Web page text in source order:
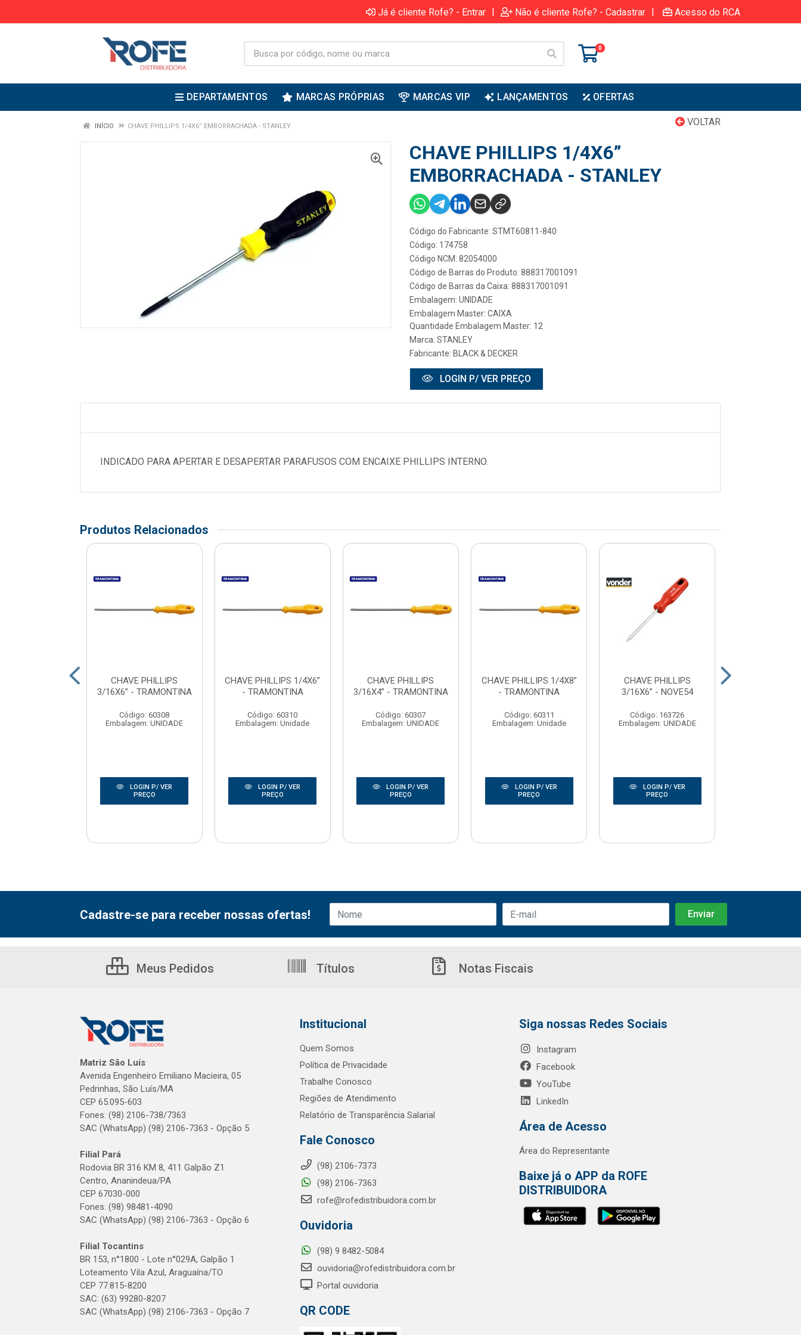
Já é cliente Rofe? - Entrar | Não é cliente Rofe? - Cadastrar | Acesso do RCA
0
DEPARTAMENTOS MARCAS PRÓPRIAS MARCAS VIP LANÇAMENTOS OFERTAS
VOLTAR
INÍCIO CHAVE PHILLIPS 1/4X6” EMBORRACHADA - STANLEY
CHAVE PHILLIPS 1/4X6”
EMBORRACHADA - STANLEY
Código do Fabricante: STMT60811-840
Código: 174758
Código NCM: 82054000
Código de Barras do Produto: 888317001091
Código de Barras da Caixa: 888317001091
Embalagem: UNIDADE
Embalagem Master: CAIXA
Quantidade Embalagem Master: 12
Marca: STANLEY
Fabricante: BLACK & DECKER
LOGIN P/ VER PREÇO
INDICADO PARA APERTAR E DESAPERTAR PARAFUSOS COM ENCAIXE PHILLIPS INTERNO.
Produtos Relacionados
CHAVE PHILLIPS
3/16X6” - TRAMONTINA
Código: 60308
Embalagem: UNIDADE
LOGIN P/ VER
PREÇO
CHAVE PHILLIPS 1/4X6”
- TRAMONTINA
Código: 60310
Embalagem: Unidade
LOGIN P/ VER
PREÇO
CHAVE PHILLIPS
3/16X4” - TRAMONTINA
Código: 60307
Embalagem: UNIDADE
LOGIN P/ VER
PREÇO
CHAVE PHILLIPS 1/4X8”
- TRAMONTINA
Código: 60311
Embalagem: Unidade
LOGIN P/ VER
PREÇO
CHAVE PHILLIPS
3/16X6” - NOVE54
Código: 163726
Embalagem: UNIDADE
LOGIN P/ VER
PREÇO
Cadastre-se para receber nossas ofertas!
Meus Pedidos Títulos Notas Fiscais
Matriz São Luís
Avenida Engenheiro Emiliano Macieira, 05
Pedrinhas, São Luís/MA
CEP 65.095-603
Fones: (98) 2106-738/7363
SAC (WhatsApp) (98) 2106-7363 - Opção 5
Filial Pará
Rodovia BR 316 KM 8, 411 Galpão Z1
Centro, Ananindeua/PA
CEP 67030-000
Fones: (98) 98481-4090
SAC (WhatsApp) (98) 2106-7363 - Opção 6
Filial Tocantins
BR 153, n°1800 - Lote n°029A, Galpão 1
Loteamento Vila Azul, Araguaína/TO
CEP 77.815-8200
SAC: (63) 99280-8207
SAC (WhatsApp) (98) 2106-7363 - Opção 7
Institucional
Quem Somos
Política de Privacidade
Trabalhe Conosco
Regiões de Atendimento
Relatório de Transparência Salarial
Fale Conosco
(98) 2106-7373
(98) 2106-7363
rofe@rofedistribuidora.com.br
Ouvidoria
(98) 9 8482-5084
ouvidoria@rofedistribuidora.com.br
Portal ouvidoria
QR CODE
Siga nossas Redes Sociais
Instagram
Facebook
YouTube
LinkedIn
Área de Acesso
Área do Representante
Baixe já o APP da ROFE
DISTRIBUIDORA